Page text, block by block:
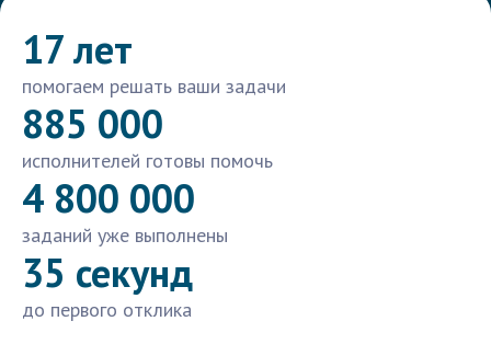
17 лет
помогаем решать ваши задачи
885 000
исполнителей готовы помочь
4 800 000
заданий уже выполнены
35 секунд
до первого отклика